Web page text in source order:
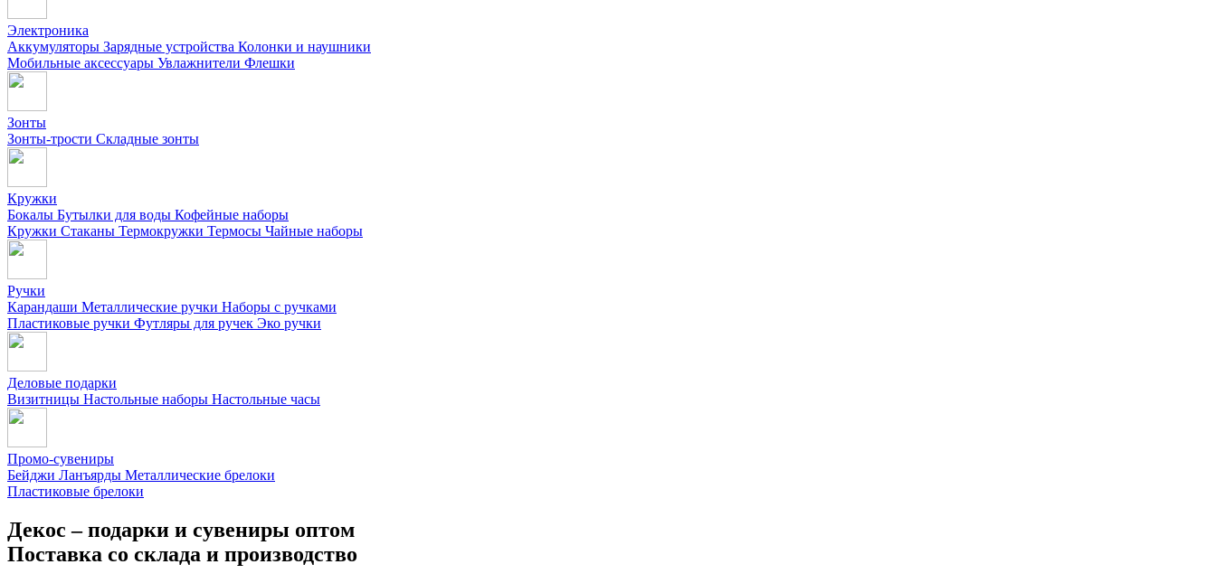
Электроника
Аккумуляторы Зарядные устройства Колонки и наушники
Мобильные аксессуары Увлажнители Флешки
Зонты
Зонты-трости Складные зонты
Кружки
Бокалы Бутылки для воды Кофейные наборы
Кружки Стаканы Термокружки Термосы Чайные наборы
Ручки
Карандаши Металлические ручки Наборы с ручками
Пластиковые ручки Футляры для ручек Эко ручки
Деловые подарки
Визитницы Настольные наборы Настольные часы
Промо-сувениры
Бейджи Ланъярды Металлические брелоки
Пластиковые брелоки
Декос – подарки и сувениры оптом
Поставка со склада и производство